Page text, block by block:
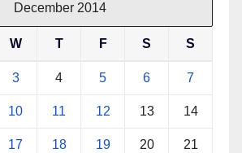
December 2014
W T F S S
3 4 5 6 7
10 11 12 13 14
17 18 19 20 21